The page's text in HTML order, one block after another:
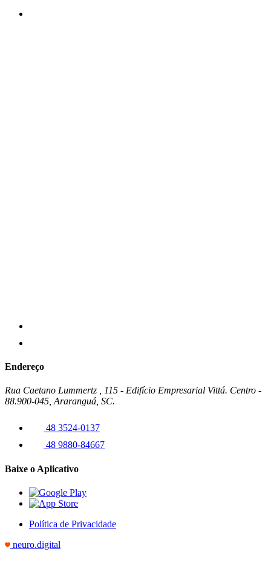
Endereço
Rua Caetano Lummertz , 115 - Edifício Empresarial Vittá. Centro -
88.900-045, Araranguá, SC.
48 3524-0137
48 9880-84667
Baixe o Aplicativo
Política de Privacidade
neuro.digital